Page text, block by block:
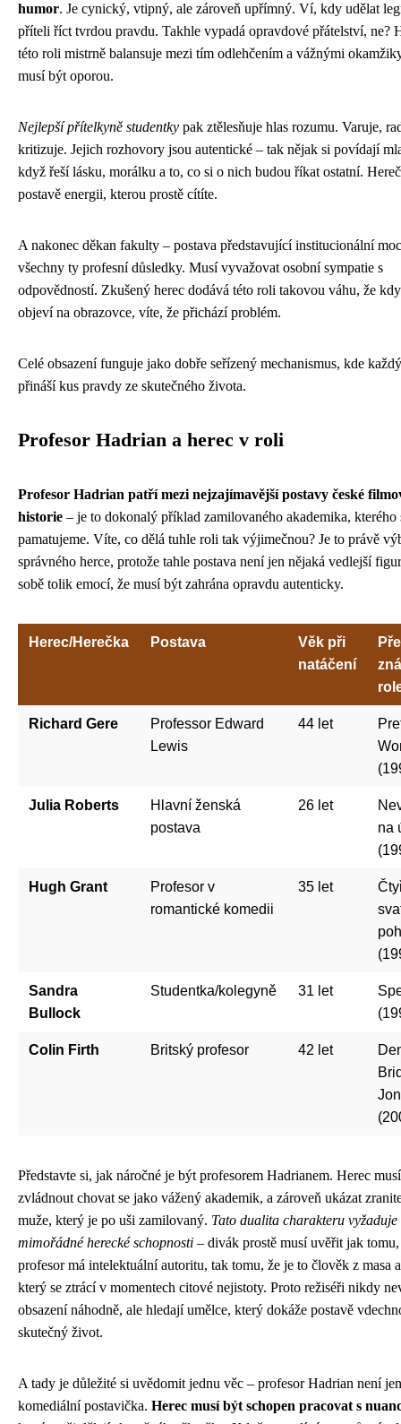
humor. Je cynický, vtipný, ale zároveň upřímný. Ví, kdy udělat
příteli říct tvrdou pravdu. Takhle vypadá opravdové přátelství, ne?
této roli mistrně balansuje mezi tím odlehčením a vážnými
musí být oporou.
Nejlepší přítelkyně studentky pak ztělesňuje hlas rozumu. Varuje,
kritizuje. Jejich rozhovory jsou autentické – tak nějak si povídají
když řeší lásku, morálku a to, co si o nich budou říkat ostatní.
postavě energii, kterou prostě cítíte.
A nakonec děkan fakulty – postava představující institucionální
všechny ty profesní důsledky. Musí vyvažovat osobní sympatie s
odpovědností. Zkušený herec dodává této roli takovou váhu, že
objeví na obrazovce, víte, že přichází problém.
Celé obsazení funguje jako dobře seřízený mechanismus, kde
přináší kus pravdy ze skutečného života.
Profesor Hadrian a herec v roli
Profesor Hadrian patří mezi nejzajímavější postavy české
historie – je to dokonalý příklad zamilovaného akademika, kterého
pamatujeme. Víte, co dělá tuhle roli tak výjimečnou? Je to právě
správného herce, protože tahle postava není jen nějaká vedlejší
sobě tolik emocí, že musí být zahrána opravdu autenticky.
Herec/Herečka Postava
Věk při
natáčení
Richard Gere
Professor Edward
Lewis
44 let
Julia Roberts
Hlavní ženská
postava
26 let
na
Hugh Grant
Profesor v
romantické komedii
35 let
Sandra
Bullock
Studentka/kolegyně 31 let
Colin Firth Britský profesor 42 let
Představte si, jak náročné je být profesorem Hadrianem. Herec musí
zvládnout chovat se jako vážený akademik, a zároveň ukázat
muže, který je po uši zamilovaný. Tato dualita charakteru vyžaduje
mimořádné herecké schopnosti – divák prostě musí uvěřit jak tomu,
profesor má intelektuální autoritu, tak tomu, že je to člověk z masa
který se ztrácí v momentech citové nejistoty. Proto režiséři nikdy
obsazení náhodně, ale hledají umělce, který dokáže postavě
skutečný život.
A tady je důležité si uvědomit jednu věc – profesor Hadrian není jen
komediální postavička. Herec musí být schopen pracovat s